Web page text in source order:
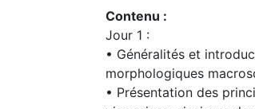
Contenu :
Jour 1 :
• Généralités et
morphologiques
• Présentation des